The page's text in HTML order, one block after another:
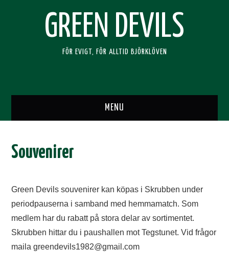
GREEN DEVILS
FÖR EVIGT, FÖR ALLTID BJÖRKLÖVEN
MENU
SUPPORTERKLUBBEN
BLI MEDLEM
TIFO
Souvenirer
Green Devils souvenirer kan köpas i Skrubben under
periodpauserna i samband med hemmamatch. Som
medlem har du rabatt på stora delar av sortimentet.
Skrubben hittar du i paushallen mot Tegstunet. Vid frågor
maila greendevils1982@gmail.com